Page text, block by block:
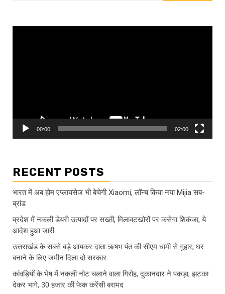
00:00 02:00
RECENT POSTS
भारत में अब होम एप्लायंसेज भी बेचेगी Xiaomi, लॉन्च किया नया Mijia सब-
ब्रांड
प्रदेश में नकली डेयरी उत्पादों पर सख्ती, मिलावटखोरों पर कसेगा शिकंजा, ये
आदेश हुआ जारी
उत्तराखंड के सबसे बड़े आयकर दाता ऋषभ पंत की सीएम धामी से गुहार, घर
बनाने के लिए जमीन दिला दो सरकार
कांवड़ियों के भेष में नकली नोट चलाने वाला गिरोह, दुकानदार ने पकड़ा, झटका
देकर भागे, 30 हजार की फेक करेंसी बरामद